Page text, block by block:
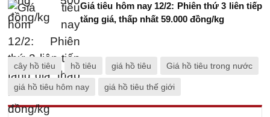
Giá tiêu hôm nay 12/2: Phiên thứ 3 liên tiếp
tăng giá, thấp nhất 59.000 đồng/kg
cây hồ tiêu hồ tiêu giá hồ tiêu Giá hồ tiêu trong nước
giá hồ tiêu hôm nay giá hồ tiêu thế giới